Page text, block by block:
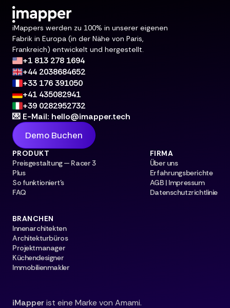
iMappers werden zu 100% in unserer eigenen
Fabrik in Europa (in der Nähe von Paris,
Frankreich) entwickelt und hergestellt.
+1 813 278 1694
+44 2038684652
+33 176 391050
+41 435082941
+39 0282952732
💌 E-Mail: hello@imapper.tech
Demo Buchen
PRODUKT
Preisgestaltung — Racer 3
Plus
So funktioniert's
FAQ
FIRMA
Über uns
Erfahrungsberichte
AGB | Impressum
Datenschutzrichtlinie
BRANCHEN
Innenarchitekten
Architekturbüros
Projektmanager
Küchendesigner
Immobilienmakler
iMapperist eine Marke von Amami.